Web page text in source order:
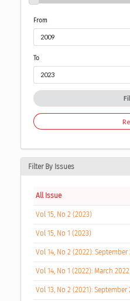
From
To
Filter By Issues
All Issue
Vol 15, No 2 (2023)
Vol 15, No 1 (2023)
Vol 14, No 2 (2022): September
Vol 14, No 1 (2022): March 2022
Vol 13, No 2 (2021): September